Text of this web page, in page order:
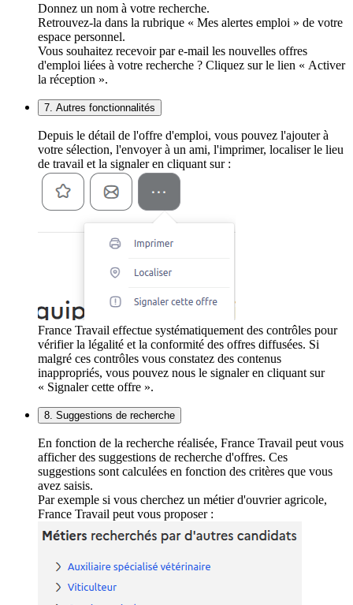
Donnez un nom à votre recherche.
Retrouvez-la dans la rubrique « Mes alertes emploi » de votre
espace personnel.
Vous souhaitez recevoir par e-mail les nouvelles offres
d'emploi liées à votre recherche ? Cliquez sur le lien « Activer
la réception ».
7. Autres fonctionnalités
Depuis le détail de l'offre d'emploi, vous pouvez l'ajouter à
votre sélection, l'envoyer à un ami, l'imprimer, localiser le lieu
de travail et la signaler en cliquant sur :
France Travail effectue systématiquement des contrôles pour
vérifier la légalité et la conformité des offres diffusées. Si
malgré ces contrôles vous constatez des contenus
inappropriés, vous pouvez nous le signaler en cliquant sur
« Signaler cette offre ».
8. Suggestions de recherche
En fonction de la recherche réalisée, France Travail peut vous
afficher des suggestions de recherche d'offres. Ces
suggestions sont calculées en fonction des critères que vous
avez saisis.
Par exemple si vous cherchez un métier d'ouvrier agricole,
France Travail peut vous proposer :